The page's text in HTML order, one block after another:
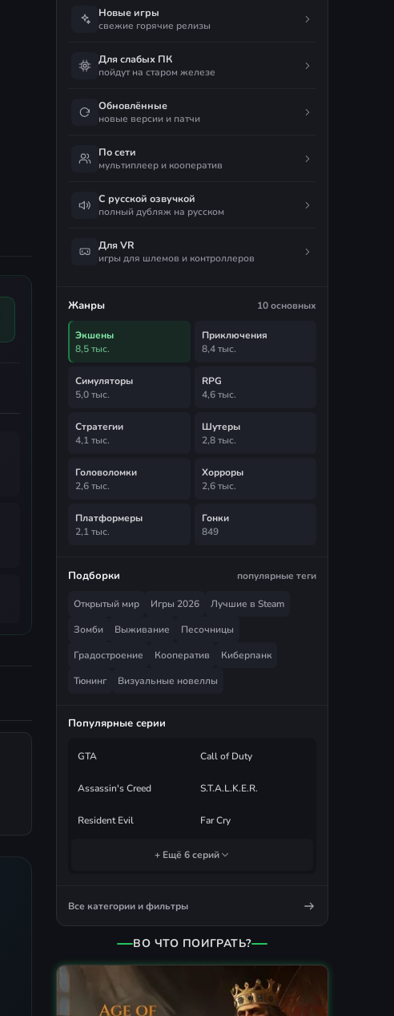
Новые игры
свежие горячие релизы
Для слабых ПК
пойдут на старом железе
Обновлённые
новые версии и патчи
По сети
мультиплеер и кооператив
С русской озвучкой
полный дубляж на русском
Для VR
игры для шлемов и контроллеров
Жанры 10 основных
Экшены
8,5 тыс.
Приключения
8,4 тыс.
Симуляторы
5,0 тыс.
RPG
4,6 тыс.
Стратегии
4,1 тыс.
Шутеры
2,8 тыс.
Головоломки
2,6 тыс.
Хорроры
2,6 тыс.
Платформеры
2,1 тыс.
Гонки
849
Подборки популярные теги
Открытый мир Игры 2026
Лучшие в Steam
Зомби
Выживание
Песочницы
Градостроение
Кооператив
Киберпанк
Тюнинг
Визуальные новеллы
Популярные серии
GTA Call of Duty
Assassin's Creed S.T.A.L.K.E.R.
Resident Evil Far Cry
+ Ещё 6 серий
Все категории и фильтры
ВО ЧТО ПОИГРАТЬ?